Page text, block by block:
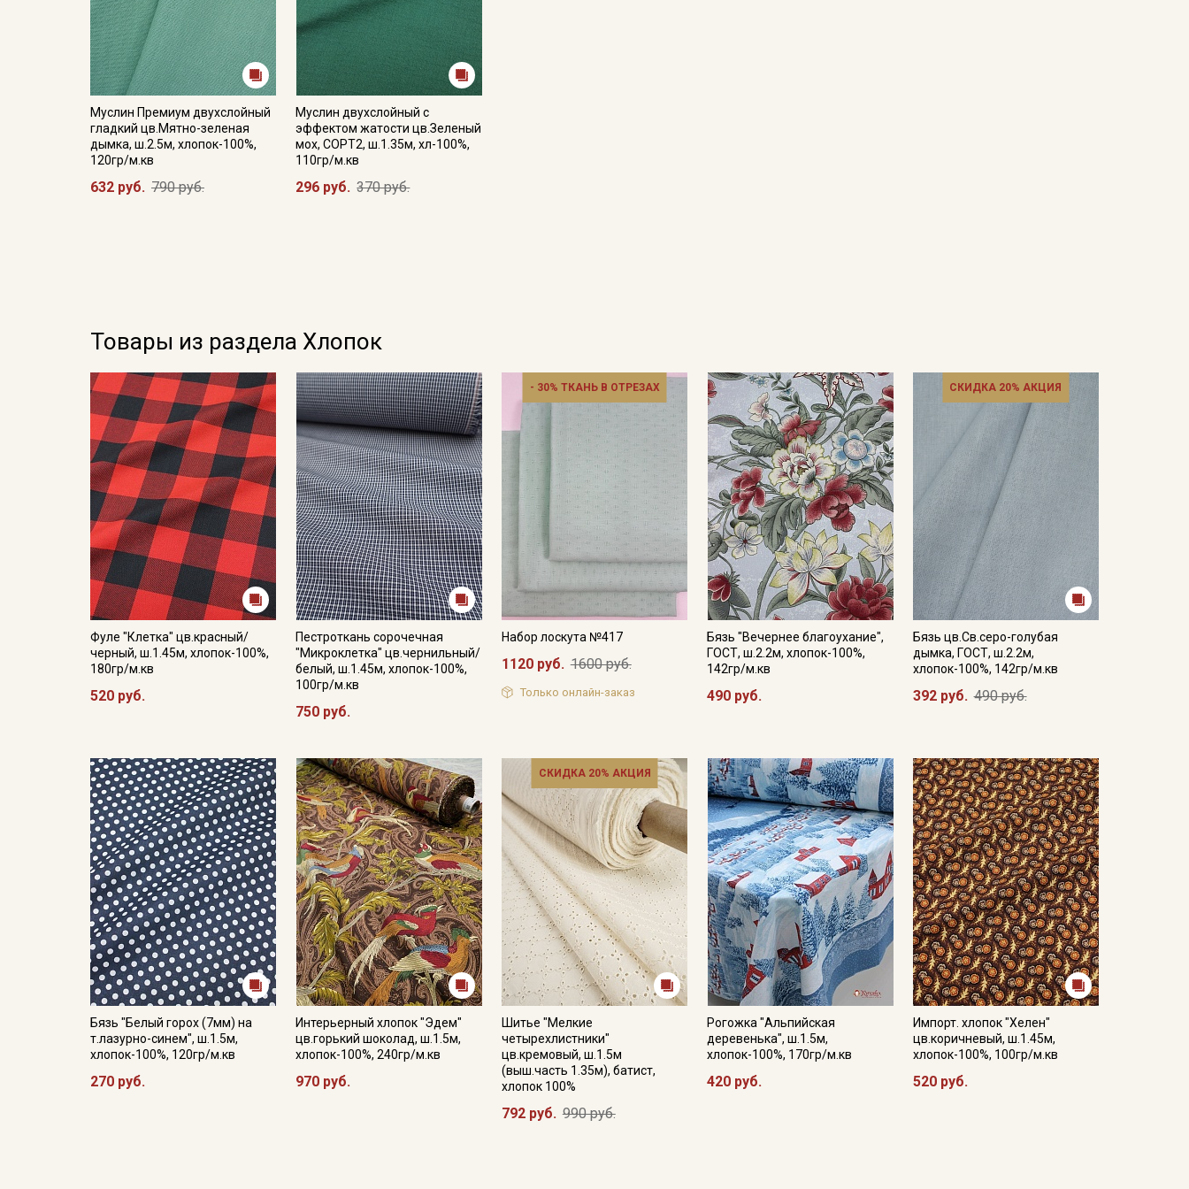
Муслин Премиум двухслойный
гладкий цв.Мятно-зеленая
дымка, ш.2.5м, хлопок-100%,
120гр/м.кв
632 руб. 790 руб.
Муслин двухслойный с
эффектом жатости цв.Зеленый
мох, СОРТ2, ш.1.35м, хл-100%,
110гр/м.кв
296 руб. 370 руб.
Товары из раздела Хлопок
Фуле "Клетка" цв.красный/
черный, ш.1.45м, хлопок-100%,
180гр/м.кв
520 руб.
Пестроткань сорочечная
"Микроклетка" цв.чернильный/
белый, ш.1.45м, хлопок-100%,
100гр/м.кв
750 руб.
- 30% ТКАНЬ В ОТРЕЗАХ
Набор лоскута №417
1120 руб. 1600 руб.
Только онлайн-заказ
Бязь "Вечернее благоухание",
ГОСТ, ш.2.2м, хлопок-100%,
142гр/м.кв
490 руб.
СКИДКА 20% АКЦИЯ
Бязь цв.Св.серо-голубая
дымка, ГОСТ, ш.2.2м,
хлопок-100%, 142гр/м.кв
392 руб. 490 руб.
Бязь "Белый горох (7мм) на
т.лазурно-синем", ш.1.5м,
хлопок-100%, 120гр/м.кв
270 руб.
Интерьерный хлопок "Эдем"
цв.горький шоколад, ш.1.5м,
хлопок-100%, 240гр/м.кв
970 руб.
СКИДКА 20% АКЦИЯ
Шитье "Мелкие
четырехлистники"
цв.кремовый, ш.1.5м
(выш.часть 1.35м), батист,
хлопок 100%
792 руб. 990 руб.
Рогожка "Альпийская
деревенька", ш.1.5м,
хлопок-100%, 170гр/м.кв
420 руб.
Импорт. хлопок "Хелен"
цв.коричневый, ш.1.45м,
хлопок-100%, 100гр/м.кв
520 руб.
Даю
информационных рассылок